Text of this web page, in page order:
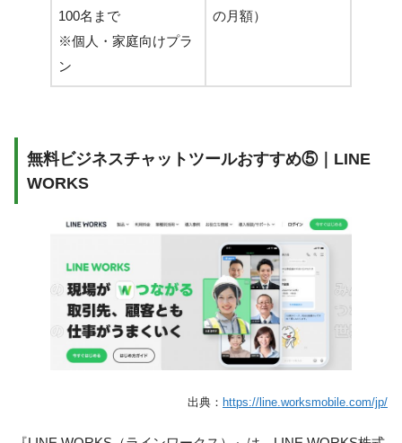
100名まで
※個人・家庭向けプラ
ン
の月額）
無料ビジネスチャットツールおすすめ⑤｜LINE
WORKS
出典： https://line.worksmobile.com/jp/